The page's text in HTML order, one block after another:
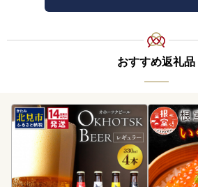
おすすめ返礼品